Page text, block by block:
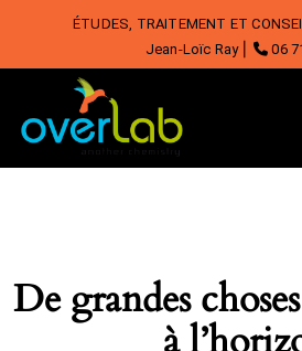
ÉTUDES, TRAITEMENT ET
Jean-Loïc Ray ⎜
06
De grandes
à